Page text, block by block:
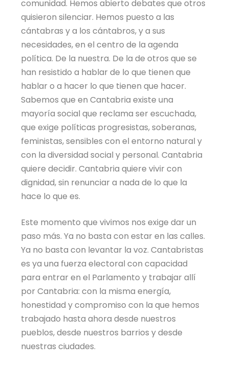
comunidad. Hemos abierto debates que otros
quisieron silenciar. Hemos puesto a las
cántabras y a los cántabros, y a sus
necesidades, en el centro de la agenda
política. De la nuestra. De la de otros que se
han resistido a hablar de lo que tienen que
hablar o a hacer lo que tienen que hacer.
Sabemos que en Cantabria existe una
mayoría social que reclama ser escuchada,
que exige políticas progresistas, soberanas,
feministas, sensibles con el entorno natural y
con la diversidad social y personal. Cantabria
quiere decidir. Cantabria quiere vivir con
dignidad, sin renunciar a nada de lo que la
hace lo que es.
Este momento que vivimos nos exige dar un
paso más. Ya no basta con estar en las calles.
Ya no basta con levantar la voz. Cantabristas
es ya una fuerza electoral con capacidad
para entrar en el Parlamento y trabajar allí
por Cantabria: con la misma energía,
honestidad y compromiso con la que hemos
trabajado hasta ahora desde nuestros
pueblos, desde nuestros barrios y desde
nuestras ciudades.